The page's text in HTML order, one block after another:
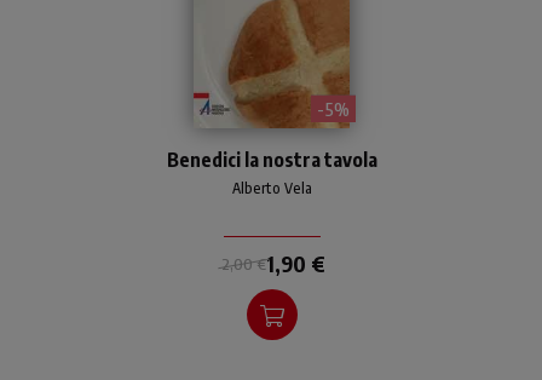
- 5%
prima del pranzo o della
cena.
Benedici la nostra tavola
Alberto Vela
2,00 €1,90 €